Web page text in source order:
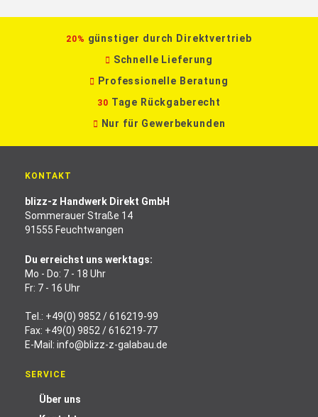
20% günstiger durch Direktvertrieb
Schnelle Lieferung
Professionelle Beratung
30 Tage Rückgaberecht
Nur für Gewerbekunden
KONTAKT
blizz-z Handwerk Direkt GmbH
Sommerauer Straße 14
91555 Feuchtwangen
Du erreichst uns werktags:
Mo - Do: 7 - 18 Uhr
Fr: 7 - 16 Uhr
Tel.: +49(0) 9852 / 616219-99
Fax: +49(0) 9852 / 616219-77
E-Mail: info@blizz-z-galabau.de
SERVICE
Über uns